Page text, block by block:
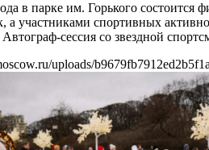
в парке им. Горького
а участниками спортивных
сессия со звездной
uploads/